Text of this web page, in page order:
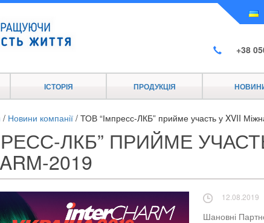
+38
ІСТОРІЯ ПРОДУКЦІЯ
/ Новини компанії / ТОВ “Імпресс-ЛКБ” прийме участь у XVII
ЛКБ” ПРИЙМЕ
2019
12.08.2019
Шановні